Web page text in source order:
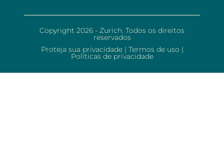
Copyright 2026 - Zurich. Todos os direitos
reservados
Proteja sua privacidade | Termos de uso |
Políticas de privacidade